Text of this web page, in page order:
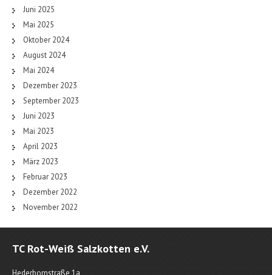
Juni 2025
Mai 2025
Oktober 2024
August 2024
Mai 2024
Dezember 2023
September 2023
Juni 2023
Mai 2023
April 2023
März 2023
Februar 2023
Dezember 2022
November 2022
TC Rot-Weiß Salzkotten e.V.
Hederbornstraße 1a